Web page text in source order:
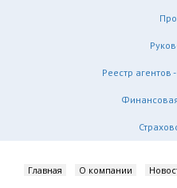
Реестр агентов
Главная О компании